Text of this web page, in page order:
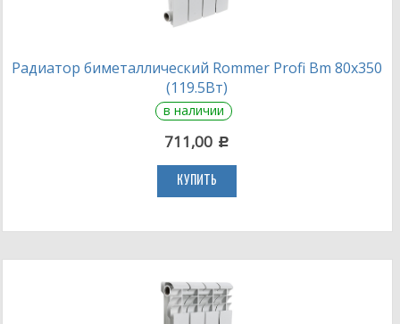
Радиатор биметаллический Rommer Profi Bm 80х350
(119.5Вт)
в наличии
711,00 c
КУПИТЬ